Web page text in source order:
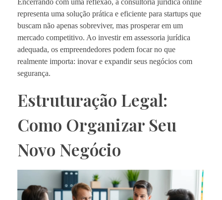
representa uma solução prática e eficiente para startups que
buscam não apenas sobreviver, mas prosperar em um
mercado competitivo. Ao investir em assessoria jurídica
adequada, os empreendedores podem focar no que
realmente importa: inovar e expandir seus negócios com
segurança.
Estruturação Legal:
Como Organizar Seu
Novo Negócio